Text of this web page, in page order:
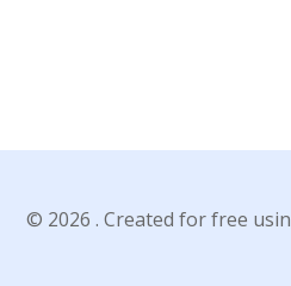
© 2026 . Created for free